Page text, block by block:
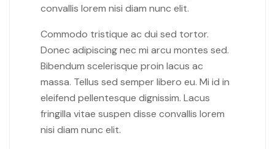
convallis lorem nisi diam nunc elit.
Commodo tristique ac dui sed tortor.
Donec adipiscing nec mi arcu montes sed.
Bibendum scelerisque proin lacus ac
massa. Tellus sed semper libero eu. Mi id in
eleifend pellentesque dignissim. Lacus
fringilla vitae suspen disse convallis lorem
nisi diam nunc elit.